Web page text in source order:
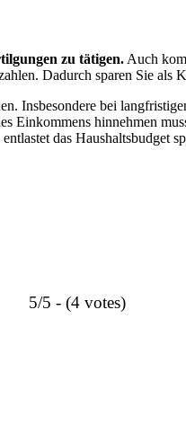
zu tätigen. Auch
Dadurch sparen Sie als
Insbesondere bei
hinnehmen
das Haushaltsbudget
5/5 - (4 votes)